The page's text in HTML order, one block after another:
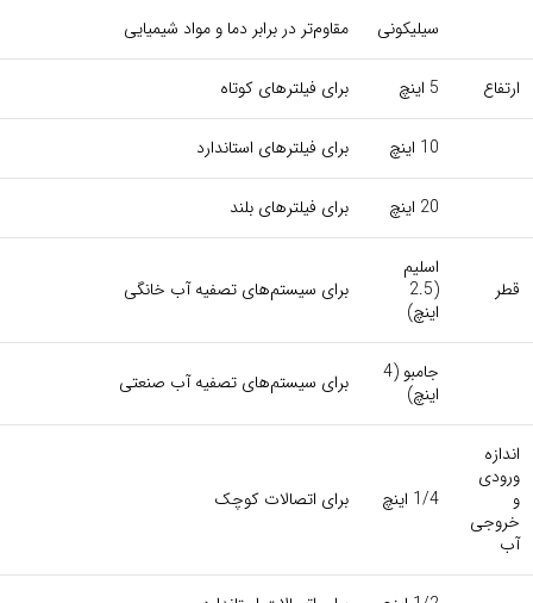
سیلیکونی مقاوم‌تر در برابر دما و مواد شیمیایی
ارتفاع 5 اینچ برای فیلترهای کوتاه
10 اینچ برای فیلترهای استاندارد
20 اینچ برای فیلترهای بلند
قطر
اسلیم
(2.5
اینچ)
برای سیستم‌های تصفیه آب خانگی
جامبو (4
اینچ)
برای سیستم‌های تصفیه آب صنعتی
اندازه
ورودی
و
خروجی
آب
1/4 اینچ برای اتصالات کوچک